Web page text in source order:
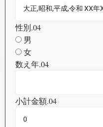
性別.04
男
女
数え年.04
小計金額.04